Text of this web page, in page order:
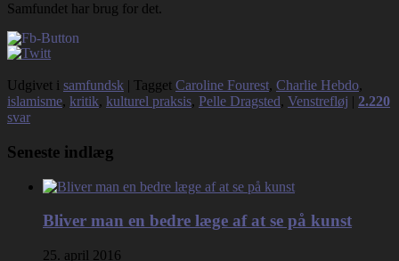
Samfundet har brug for det.
Udgivet i samfundsk | Tagget Caroline Fourest, Charlie Hebdo,
islamisme, kritik, kulturel praksis, Pelle Dragsted, Venstrefløj | 2.220
svar
Seneste indlæg
Bliver man en bedre læge af at se på kunst
25. april 2016